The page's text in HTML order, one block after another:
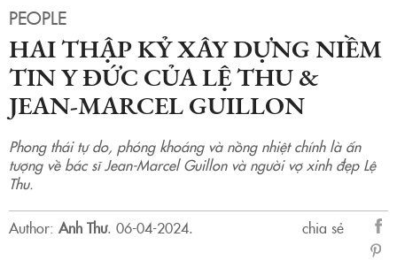
PEOPLE
HAI THẬP KỶ XÂY DỰNG NIỀM
TIN Y ĐỨC CỦA LỆ THU &
JEAN-MARCEL GUILLON
Phong thái tự do, phóng khoáng và nồng nhiệt chính là ấn
tượng về bác sĩ Jean-Marcel Guillon và người vợ xinh đẹp Lệ
Thu.
Author: Anh Thư. 06-04-2024.
chia sẻ
sẻ